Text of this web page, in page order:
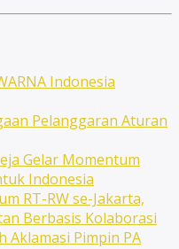
Indonesia
Pelanggaran Aturan
Gelar Momentum
Indonesia
RT-RW se-Jakarta,
Berbasis Kolaborasi
Aklamasi Pimpin PA